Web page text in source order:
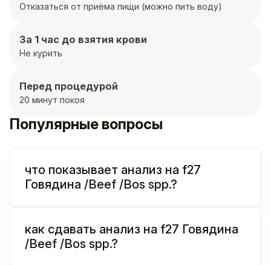
Отказаться от приёма пищи (можно пить воду)
За 1 час до взятия крови
Не курить
Перед процедурой
20 минут покоя
Популярные вопросы
что показывает анализ на f27
Говядина /Beef /Bos spp.?
как сдавать анализ на f27 Говядина
/Beef /Bos spp.?